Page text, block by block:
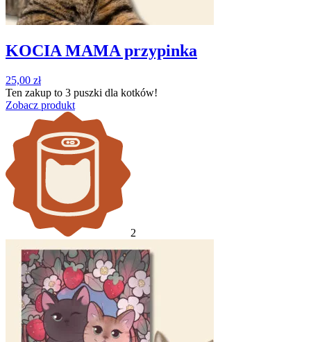
KOCIA MAMA przypinka
25,00 zł
Ten zakup to 3 puszki dla kotków!
Zobacz produkt
2